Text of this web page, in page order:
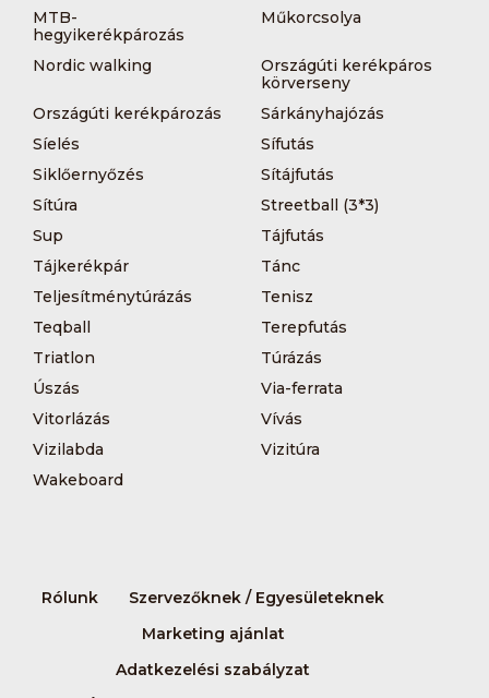
MTB-
hegyikerékpározás
Műkorcsolya
Nordic walking
Országúti kerékpáros
körverseny
Országúti kerékpározás
Sárkányhajózás
Síelés
Sífutás
Siklőernyőzés
Sítájfutás
Sítúra
Streetball (3*3)
Sup
Tájfutás
Tájkerékpár
Tánc
Teljesítménytúrázás
Tenisz
Teqball
Terepfutás
Triatlon
Túrázás
Úszás
Via-ferrata
Vitorlázás
Vívás
Vizilabda
Vizitúra
Wakeboard
Rólunk
Szervezőknek / Egyesületeknek
Marketing ajánlat
Adatkezelési szabályzat